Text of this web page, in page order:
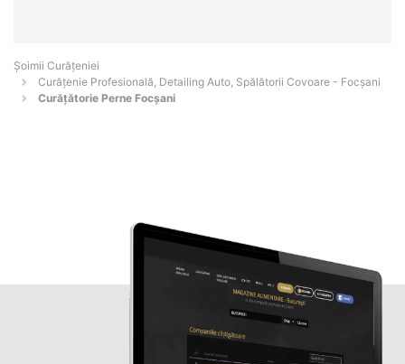
Șoimii Curățeniei
Curățenie Profesională, Detailing Auto, Spălătorii Covoare - Focşani
Curățătorie Perne Focșani